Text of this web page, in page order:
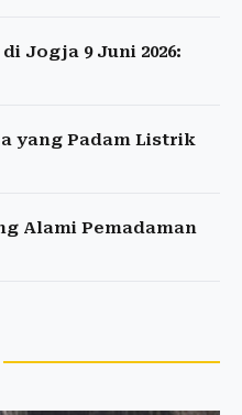
Jogja 9 Juni 2026:
yang Padam Listrik
Alami Pemadaman